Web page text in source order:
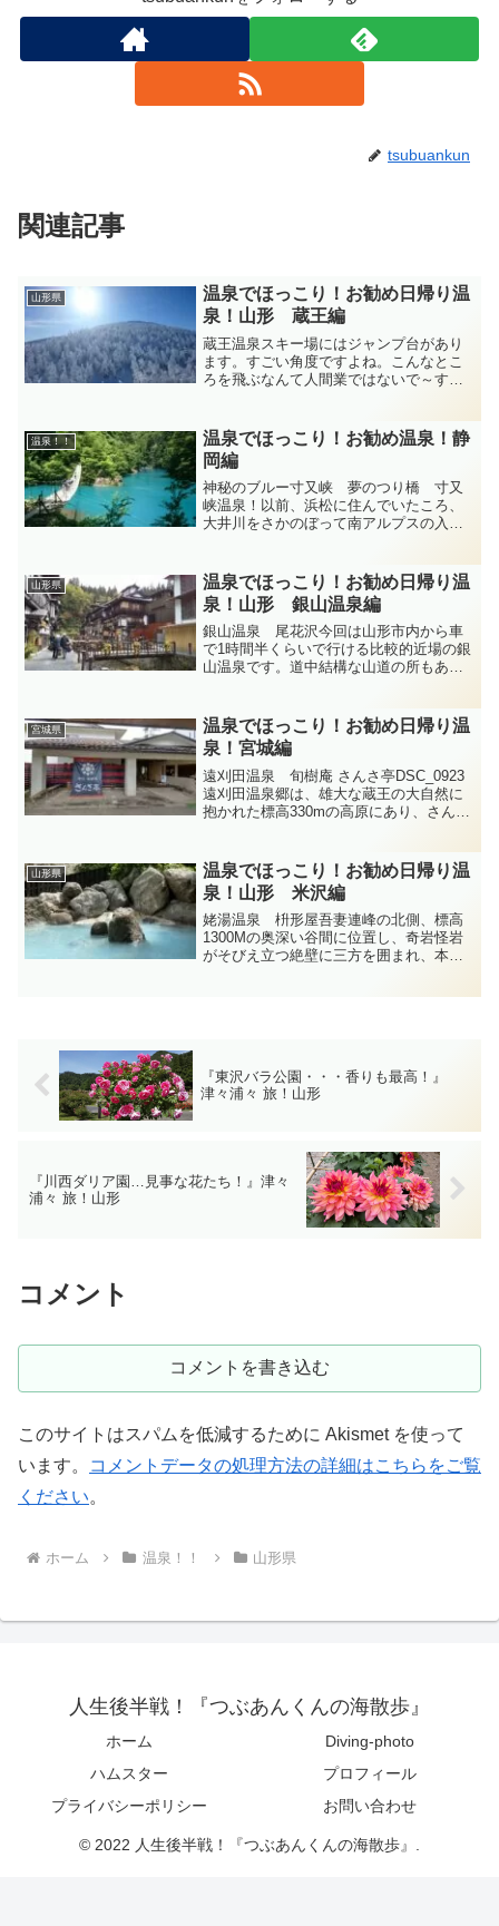
tsubuankun
関連記事
山形県
温泉でほっこり！お勧め日帰り温
泉！山形 蔵王編
蔵王温泉スキー場にはジャンプ台があり
ます。すごい角度ですよね。こんなとこ
ろを飛ぶなんて人間業ではないで～す。
DSC_0746いやあ！今日はほんとに暑か
ったですねえ。気...
温泉！！
温泉でほっこり！お勧め温泉！静
岡編
神秘のブルー寸又峡 夢のつり橋 寸又
峡温泉！以前、浜松に住んでいたころ、
大井川をさかのぼって南アルプスの入り
で、なんだこのきれいなブルーは、こん
な色の川があるんだ！・・...
山形県
温泉でほっこり！お勧め日帰り温
泉！山形 銀山温泉編
銀山温泉 尾花沢今回は山形市内から車
で1時間半くらいで行ける比較的近場の銀
山温泉です。道中結構な山道の所もあり
ますから注意しないといけませんけど。
銀山温泉についたら無料...
宮城県
温泉でほっこり！お勧め日帰り温
泉！宮城編
遠刈田温泉 旬樹庵 さんさ亭DSC_0923
遠刈田温泉郷は、雄大な蔵王の大自然に
抱かれた標高330mの高原にあり、さんさ
で、やわらかな湯の温もりに手足を伸ば
せば、小鳥の声...
山形県
温泉でほっこり！お勧め日帰り温
泉！山形 米沢編
姥湯温泉 枡形屋吾妻連峰の北側、標高
1300Mの奥深い谷間に位置し、奇岩怪岩
がそびえ立つ絶壁に三方を囲まれ、本当
『東沢バラ公園・・・香りも最高！』
津々浦々 旅！山形
『川西ダリア園…見事な花たち！』津々
浦々 旅！山形
コメント
コメントを書き込む
このサイトはスパムを低減するために Akismet を使って
います。
コメントデータの処理方法の詳細はこちらをご覧
ください。
ホーム 温泉！！ 山形県
人生後半戦！『つぶあんくんの海散歩』
ホーム
Diving-photo
ハムスター
プロフィール
プライバシーポリシー
お問い合わせ
© 2022 人生後半戦！『つぶあんくんの海散歩』.